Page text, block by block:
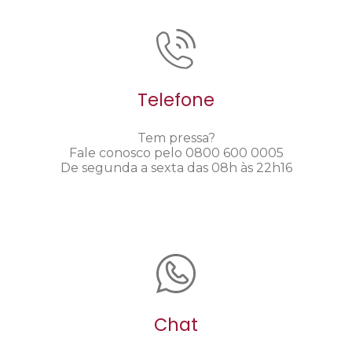
Telefone
Tem pressa?
Fale conosco pelo 0800 600 0005
De segunda a sexta das 08h às 22h16
Chat